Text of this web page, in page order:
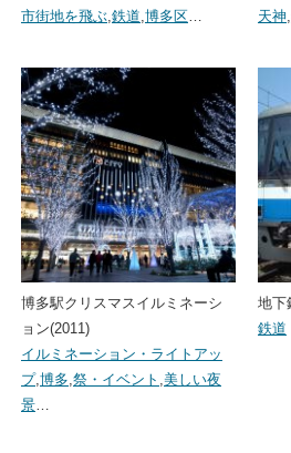
市街地を飛ぶ,鉄道,博多区…
天神,
博多駅クリスマスイルミネーシ
ョン(2011)
イルミネーション・ライトアッ
プ,博多,祭・イベント ,美しい夜
景…
地下
鉄道